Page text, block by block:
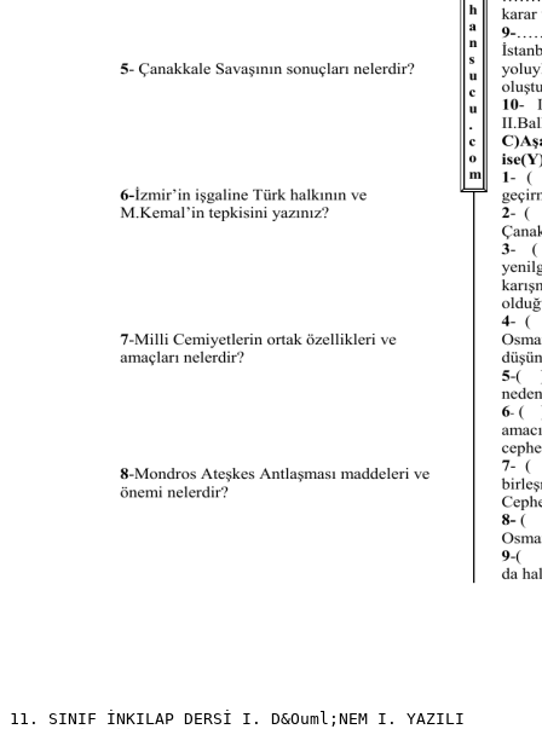
11. SINIF İNKILAP DERSİ I. D&Ouml;NEM I. YAZILI